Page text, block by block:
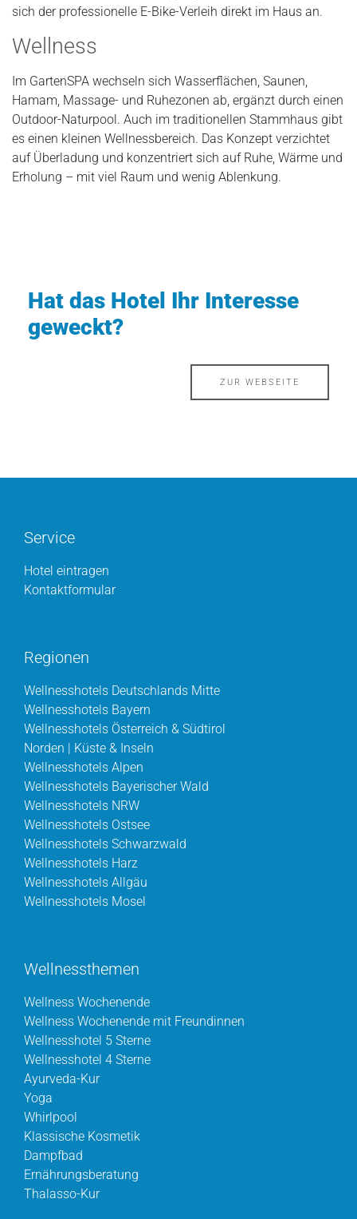
sich der professionelle E-Bike-Verleih direkt im Haus an.
Wellness
Im GartenSPA wechseln sich Wasserflächen, Saunen,
Hamam, Massage- und Ruhezonen ab, ergänzt durch einen
Outdoor-Naturpool. Auch im traditionellen Stammhaus gibt
es einen kleinen Wellnessbereich. Das Konzept verzichtet
auf Überladung und konzentriert sich auf Ruhe, Wärme und
Erholung – mit viel Raum und wenig Ablenkung.
Hat das Hotel Ihr Interesse
geweckt?
ZUR WEBSEITE
Service
Hotel eintragen
Kontaktformular
Regionen
Wellnesshotels Deutschlands Mitte
Wellnesshotels Bayern
Wellnesshotels Österreich & Südtirol
Norden | Küste & Inseln
Wellnesshotels Alpen
Wellnesshotels Bayerischer Wald
Wellnesshotels NRW
Wellnesshotels Ostsee
Wellnesshotels Schwarzwald
Wellnesshotels Harz
Wellnesshotels Allgäu
Wellnesshotels Mosel
Wellnessthemen
Wellness Wochenende
Wellness Wochenende mit Freundinnen
Wellnesshotel 5 Sterne
Wellnesshotel 4 Sterne
Ayurveda-Kur
Yoga
Whirlpool
Klassische Kosmetik
Dampfbad
Ernährungsberatung
Thalasso-Kur